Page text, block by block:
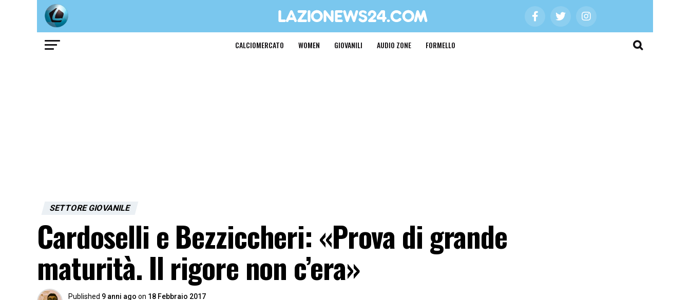
CALCIOMERCATO WOMEN GIOVANILI AUDIO ZONE FORMELLO
SETTORE GIOVANILE
Cardoselli e Bezziccheri: «Prova di grande
maturità. Il rigore non c’era»
Published 9 anni ago on 18 Febbraio 2017